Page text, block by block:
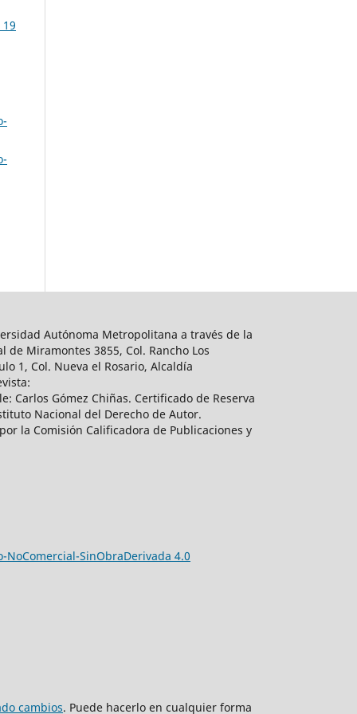
Autónoma Metropolitana a través de la
de Miramontes 3855, Col. Rancho Los
1, Col. Nueva el Rosario, Alcaldía
Carlos Gómez Chiñas. Certificado de Reserva
Nacional del Derecho de Autor.
la Comisión Calificadora de Publicaciones y
NoComercial-SinObraDerivada 4.0
cambios. Puede hacerlo en cualquier forma